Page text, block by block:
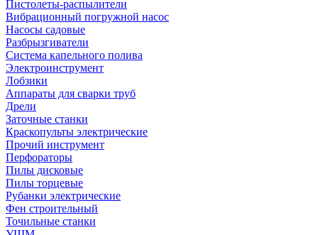
Пистолеты-распылители
Вибрационный погружной насос
Насосы садовые
Разбрызгиватели
Система капельного полива
Электроинструмент
Лобзики
Аппараты для сварки труб
Дрели
Заточные станки
Краскопульты электрические
Прочий инструмент
Перфораторы
Пилы дисковые
Пилы торцевые
Рубанки электрические
Фен строительный
Точильные станки